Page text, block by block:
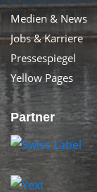
Medien & News
Jobs & Karriere
Pressespiegel
Yellow Pages
Partner